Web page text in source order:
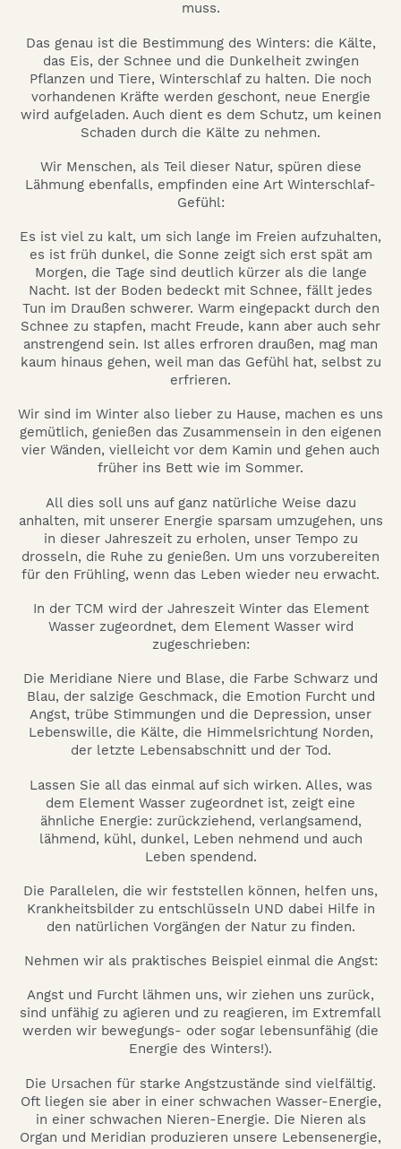
muss.
Das genau ist die Bestimmung des Winters: die Kälte,
das Eis, der Schnee und die Dunkelheit zwingen
Pflanzen und Tiere, Winterschlaf zu halten. Die noch
vorhandenen Kräfte werden geschont, neue Energie
wird aufgeladen. Auch dient es dem Schutz, um keinen
Schaden durch die Kälte zu nehmen.
Wir Menschen, als Teil dieser Natur, spüren diese
Lähmung ebenfalls, empfinden eine Art Winterschlaf-
Gefühl:
Es ist viel zu kalt, um sich lange im Freien aufzuhalten,
es ist früh dunkel, die Sonne zeigt sich erst spät am
Morgen, die Tage sind deutlich kürzer als die lange
Nacht. Ist der Boden bedeckt mit Schnee, fällt jedes
Tun im Draußen schwerer. Warm eingepackt durch den
Schnee zu stapfen, macht Freude, kann aber auch sehr
anstrengend sein. Ist alles erfroren draußen, mag man
kaum hinaus gehen, weil man das Gefühl hat, selbst zu
erfrieren.
Wir sind im Winter also lieber zu Hause, machen es uns
gemütlich, genießen das Zusammensein in den eigenen
vier Wänden, vielleicht vor dem Kamin und gehen auch
früher ins Bett wie im Sommer.
All dies soll uns auf ganz natürliche Weise dazu
anhalten, mit unserer Energie sparsam umzugehen, uns
in dieser Jahreszeit zu erholen, unser Tempo zu
drosseln, die Ruhe zu genießen. Um uns vorzubereiten
für den Frühling, wenn das Leben wieder neu erwacht.
In der TCM wird der Jahreszeit Winter das Element
Wasser zugeordnet, dem Element Wasser wird
zugeschrieben:
Die Meridiane Niere und Blase, die Farbe Schwarz und
Blau, der salzige Geschmack, die Emotion Furcht und
Angst, trübe Stimmungen und die Depression, unser
Lebenswille, die Kälte, die Himmelsrichtung Norden,
der letzte Lebensabschnitt und der Tod.
Lassen Sie all das einmal auf sich wirken. Alles, was
dem Element Wasser zugeordnet ist, zeigt eine
ähnliche Energie: zurückziehend, verlangsamend,
lähmend, kühl, dunkel, Leben nehmend und auch
Leben spendend.
Die Parallelen, die wir feststellen können, helfen uns,
Krankheitsbilder zu entschlüsseln UND dabei Hilfe in
den natürlichen Vorgängen der Natur zu finden.
Nehmen wir als praktisches Beispiel einmal die Angst:
Angst und Furcht lähmen uns, wir ziehen uns zurück,
sind unfähig zu agieren und zu reagieren, im Extremfall
werden wir bewegungs- oder sogar lebensunfähig (die
Energie des Winters!).
Die Ursachen für starke Angstzustände sind vielfältig.
Oft liegen sie aber in einer schwachen Wasser-Energie,
in einer schwachen Nieren-Energie. Die Nieren als
Organ und Meridian produzieren unsere Lebensenergie,